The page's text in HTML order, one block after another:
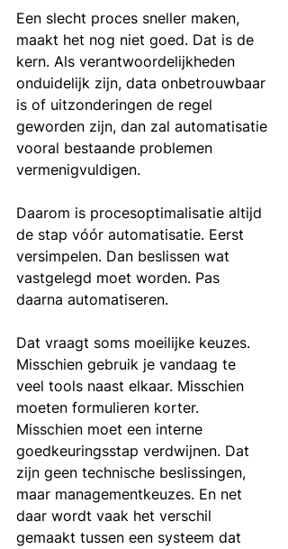
Een slecht proces sneller maken,
maakt het nog niet goed. Dat is de
kern. Als verantwoordelijkheden
onduidelijk zijn, data onbetrouwbaar
is of uitzonderingen de regel
geworden zijn, dan zal automatisatie
vooral bestaande problemen
vermenigvuldigen.
Daarom is procesoptimalisatie altijd
de stap vóór automatisatie. Eerst
versimpelen. Dan beslissen wat
vastgelegd moet worden. Pas
daarna automatiseren.
Dat vraagt soms moeilijke keuzes.
Misschien gebruik je vandaag te
veel tools naast elkaar. Misschien
moeten formulieren korter.
Misschien moet een interne
goedkeuringsstap verdwijnen. Dat
zijn geen technische beslissingen,
maar managementkeuzes. En net
daar wordt vaak het verschil
gemaakt tussen een systeem dat